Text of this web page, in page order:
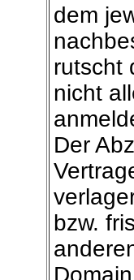
dem
rutscht
nicht
Der
bzw.